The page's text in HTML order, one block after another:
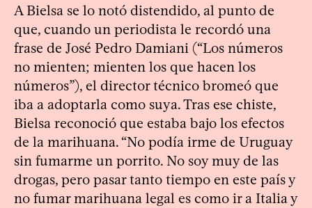
A Bielsa se lo notó distendido, al punto de
que, cuando un periodista le recordó una
frase de José Pedro Damiani (“Los números
no mienten; mienten los que hacen los
números”), el director técnico bromeó que
iba a adoptarla como suya. Tras ese chiste,
Bielsa reconoció que estaba bajo los efectos
de la marihuana. “No podía irme de Uruguay
sin fumarme un porrito. No soy muy de las
drogas, pero pasar tanto tiempo en este país y
no fumar marihuana legal es como ir a Italia y